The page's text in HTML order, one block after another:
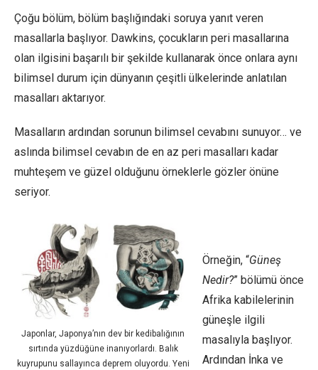
Çoğu bölüm, bölüm başlığındaki soruya yanıt veren
masallarla başlıyor. Dawkins, çocukların peri masallarına
olan ilgisini başarılı bir şekilde kullanarak önce onlara aynı
bilimsel durum için dünyanın çeşitli ülkelerinde anlatılan
masalları aktarıyor.
Masalların ardından sorunun bilimsel cevabını sunuyor… ve
aslında bilimsel cevabın de en az peri masalları kadar
muhteşem ve güzel olduğunu örneklerle gözler önüne
seriyor.
Japonlar, Japonya’nın dev bir kedibalığının
sırtında yüzdüğüne inanıyorlardı. Balık
kuyrupunu sallayınca deprem oluyordu. Yeni
Örneğin, “Güneş
Nedir?” bölümü önce
Afrika kabilelerinin
güneşle ilgili
masalıyla başlıyor.
Ardından İnka ve